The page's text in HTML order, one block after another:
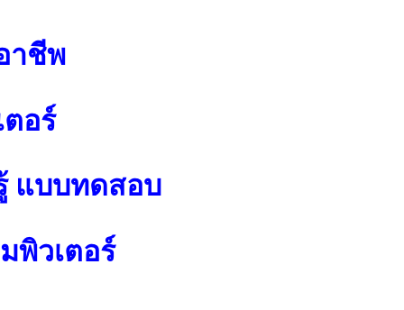
าชีพ
อร์
แบบทดสอบ
พิวเตอร์